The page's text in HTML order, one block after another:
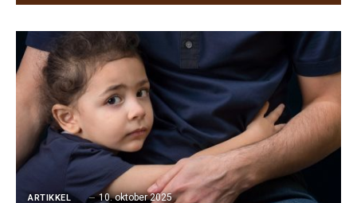
ARTIKKEL 10. oktober 2025